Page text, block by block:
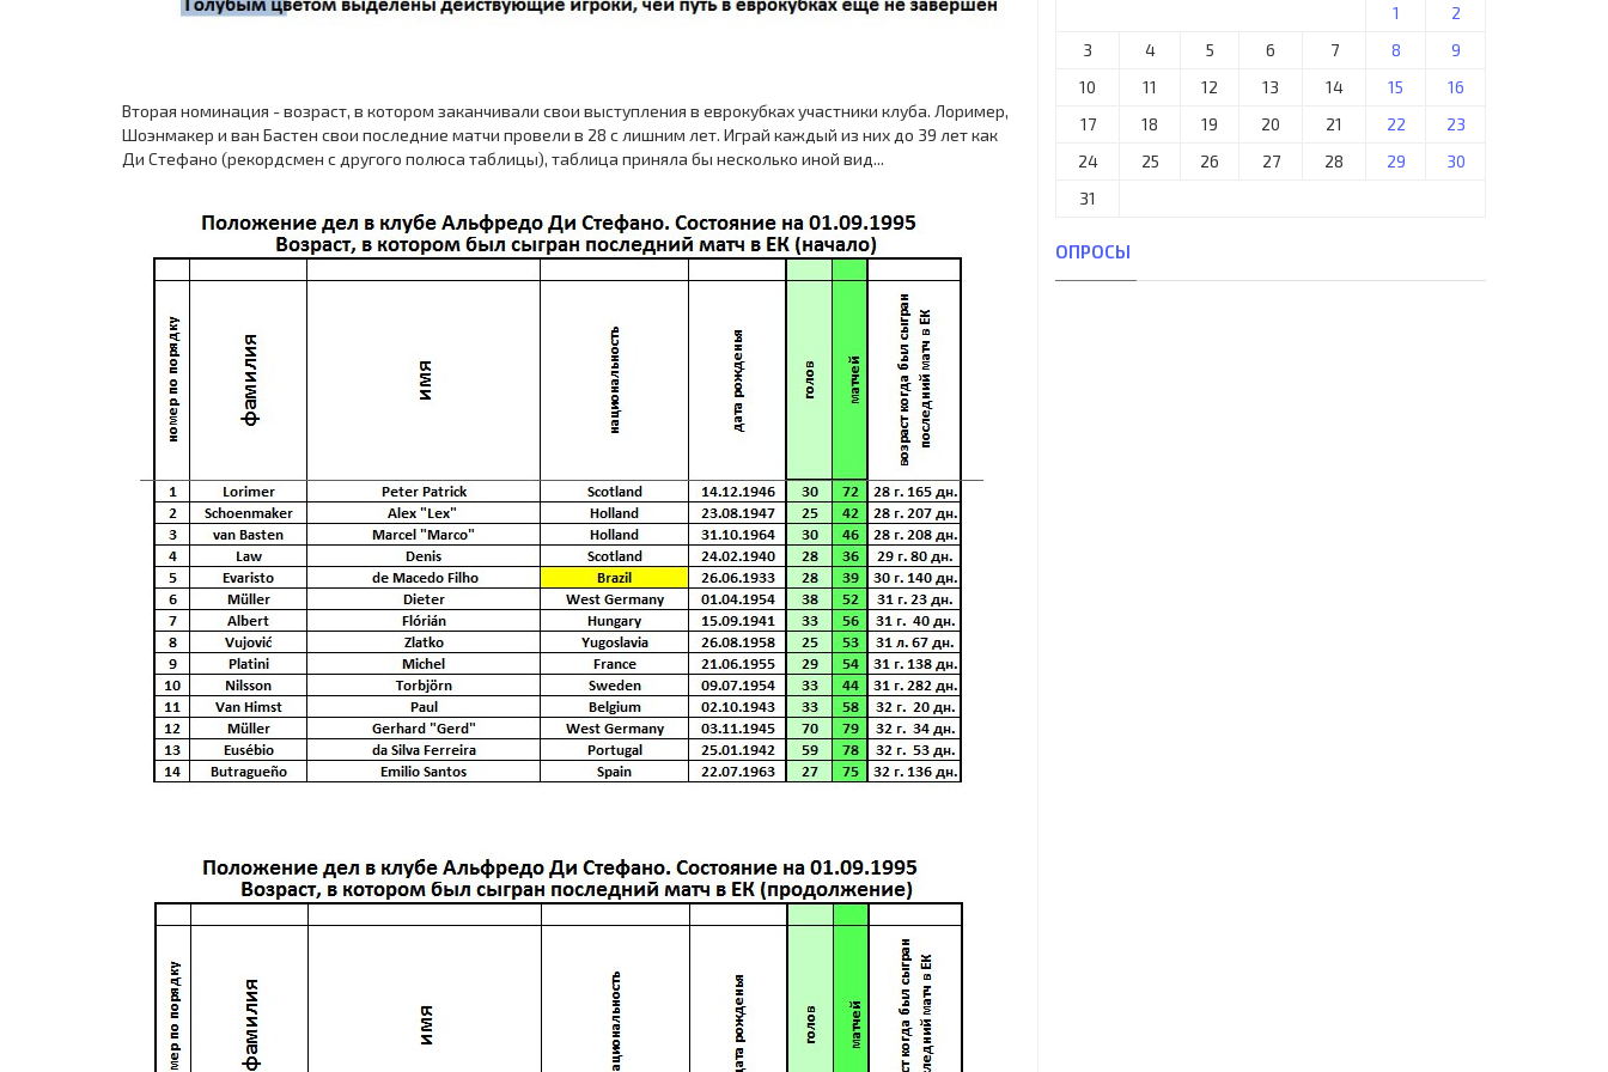
Вторая номинация - возраст, в котором заканчивали свои выступления в еврокубках участники клуба. Лоример,
Шоэнмакер и ван Бастен свои последние матчи провели в 28 с лишним лет. Играй каждый из них до 39 лет как
Ди Стефано (рекордсмен с другого полюса таблицы), таблица приняла бы несколько иной вид...
1
2
3
4 5 6 7 8
9
10
11 12 13 14 15
16
17
18 19 20 21 22
23
24
25 26 27 28 29
30
31
ОПРОСЫ